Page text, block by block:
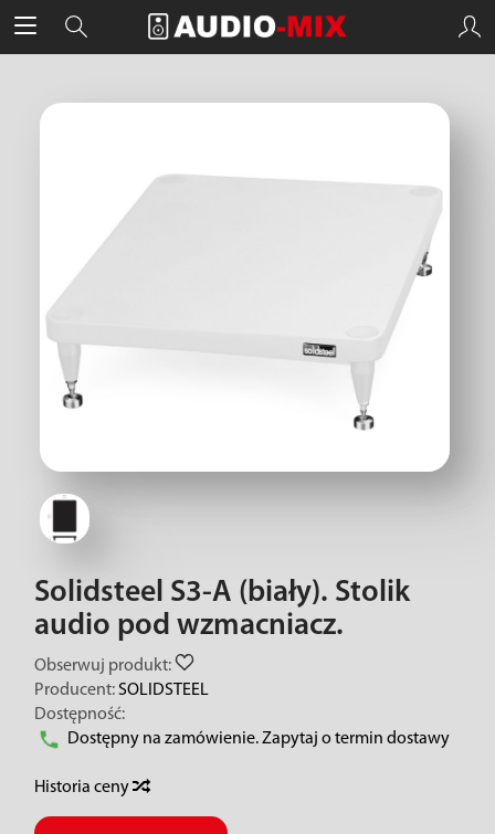
Solidsteel S3-A (biały). Stolik
audio pod wzmacniacz.
Obserwuj produkt:
Producent:SOLIDSTEEL
Dostępność:
Dostępny na zamówienie. Zapytaj o termin dostawy
Historia ceny